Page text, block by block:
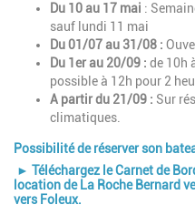
Du 10 au 17 mai :
sauf lundi 11 mai
Du 01/07 au 31/08 :
Du 1er au 20/09 : de 10h
possible à 12h pour 2
A partir du 21/09 : Sur
climatiques.
Possibilité de réserver son
► Téléchargez leCarnet de
location de La Roche Bernard
vers Foleux.